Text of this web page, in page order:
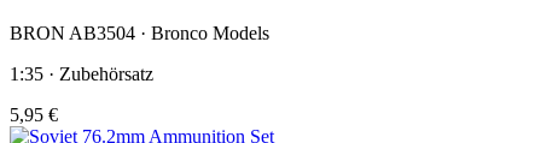
BRON AB3504 · Bronco Models
1:35 · Zubehörsatz
5,95 €